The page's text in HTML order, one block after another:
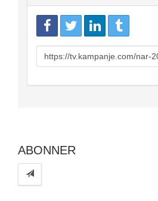
URL
to
ABONNER